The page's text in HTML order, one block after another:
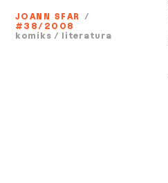
JOANN SFAR /
#38/2008
komiks / literatura